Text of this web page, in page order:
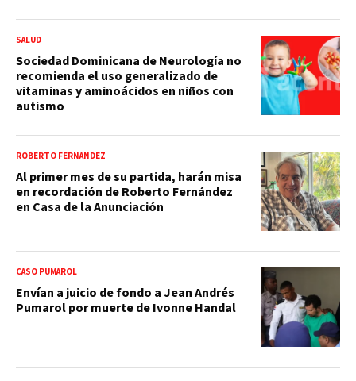
SALUD
Sociedad Dominicana de Neurología no
recomienda el uso generalizado de
vitaminas y aminoácidos en niños con
autismo
ROBERTO FERNÁNDEZ
Al primer mes de su partida, harán misa
en recordación de Roberto Fernández
en Casa de la Anunciación
CASO PUMAROL
Envían a juicio de fondo a Jean Andrés
Pumarol por muerte de Ivonne Handal